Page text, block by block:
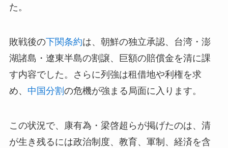
た。
敗戦後の下関条約は、朝鮮の独立承認、台湾・澎
湖諸島・遼東半島の割譲、巨額の賠償金を清に課
す内容でした。さらに列強は租借地や利権を求
め、 中国分割の危機が強まる局面に入ります。
この状況で、康有為・梁啓超らが掲げたのは、清
が生き残るには政治制度、教育、軍制、経済を含